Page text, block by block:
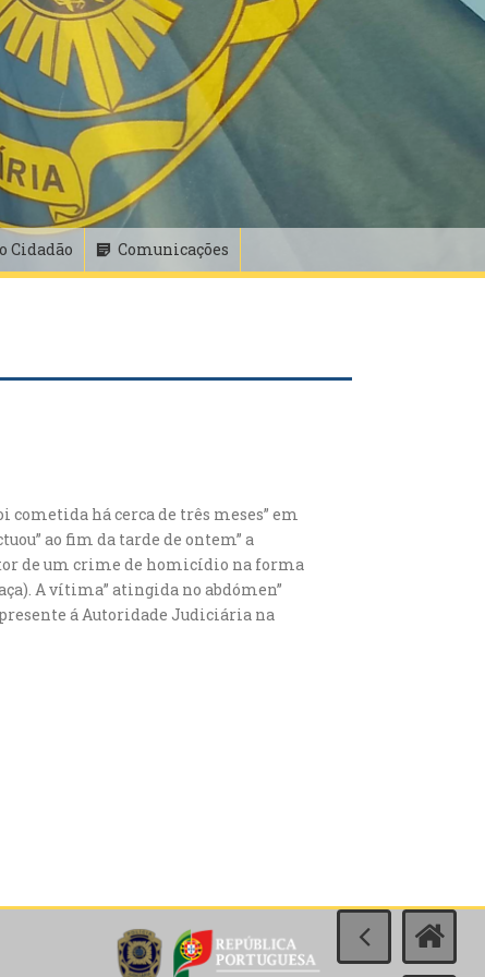
Cidadão Comunicações
há cerca de três meses” em
ao fim da tarde de ontem” a
de um crime de homicídio na forma
A vítima” atingida no abdómen”
presente á Autoridade Judiciária na